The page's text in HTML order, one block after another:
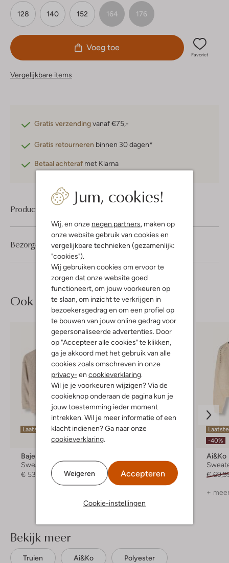
Jum, cookies!
Wij, en onze negen partners, maken op
onze website gebruik van cookies en
vergelijkbare technieken (gezamenlijk:
"cookies").
Wij gebruiken cookies om ervoor te
zorgen dat onze website goed
functioneert, om jouw voorkeuren op
te slaan, om inzicht te verkrijgen in
bezoekersgedrag en om een profiel op
te bouwen van jouw online gedrag voor
gepersonaliseerde advertenties. Door
op "Accepteer alle cookies" te klikken,
ga je akkoord met het gebruik van alle
cookies zoals omschreven in onze
privacy- en cookieverklaring.
Wil je je voorkeuren wijzigen? Via de
cookieknop onderaan de pagina kun je
jouw toestemming ieder moment
intrekken. Wil je meer informatie of een
klacht indienen? Ga naar onze
cookieverklaring.
Weigeren Accepteren
Cookie-instellingen
128 140 152 164 176
Voeg toe
Favoriet
Vergelijkbare items
Gratis verzendingvanaf €75,-
Gratis retourneren binnen 30 dagen*
Betaal achteraf met Klarna
Product informatie
Bezorgen & retourneren
Ook iets voor jou?
Laatste items
Baje Studio
Sweater
€ 53,99
Laatste items
Vest
€ 69,99 € 48,99
-40%
Ai&ko
€
+
Bekijk meer
Truien Ai&ko Polyester